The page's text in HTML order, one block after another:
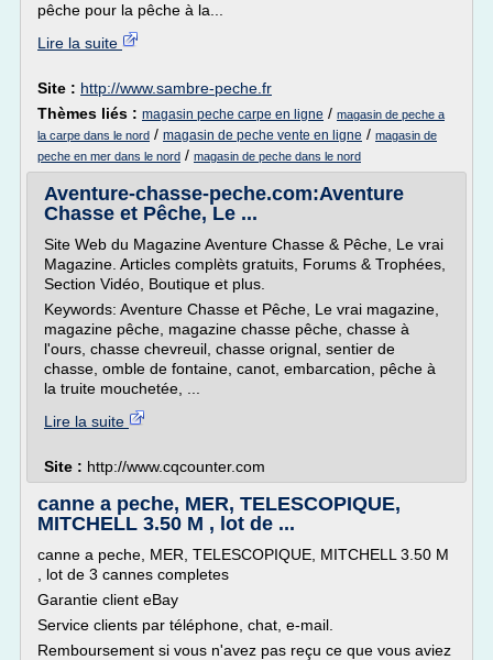
pêche pour la pêche à la...
Lire la suite
Site : http://www.sambre-peche.fr
Thèmes liés : magasin peche carpe en ligne / magasin de peche a
la carpe dans le nord / magasin de peche vente en ligne / magasin de
peche en mer dans le nord / magasin de peche dans le nord
Aventure-chasse-peche.com:Aventure
Chasse et Pêche, Le ...
Site Web du Magazine Aventure Chasse & Pêche, Le vrai
Magazine. Articles complèts gratuits, Forums & Trophées,
Section Vidéo, Boutique et plus.
Keywords: Aventure Chasse et Pêche, Le vrai magazine,
magazine pêche, magazine chasse pêche, chasse à
l'ours, chasse chevreuil, chasse orignal, sentier de
chasse, omble de fontaine, canot, embarcation, pêche à
la truite mouchetée, ...
Lire la suite
Site : http://www.cqcounter.com
canne a peche, MER, TELESCOPIQUE,
MITCHELL 3.50 M , lot de ...
canne a peche, MER, TELESCOPIQUE, MITCHELL 3.50 M
, lot de 3 cannes completes
Garantie client eBay
Service clients par téléphone, chat, e-mail.
Remboursement si vous n'avez pas reçu ce que vous aviez